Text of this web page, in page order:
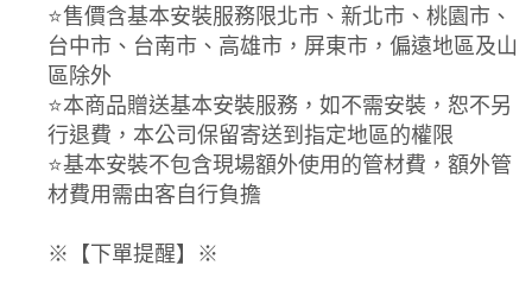
⭐️售價含基本安裝服務限北市、新北市、桃園市、
台中市、台南市、高雄市，屏東市，偏遠地區及山
區除外
⭐️本商品贈送基本安裝服務，如不需安裝，恕不另
行退費，本公司保留寄送到指定地區的權限
⭐️基本安裝不包含現場額外使用的管材費，額外管
材費用需由客自行負擔
※【下單提醒】※